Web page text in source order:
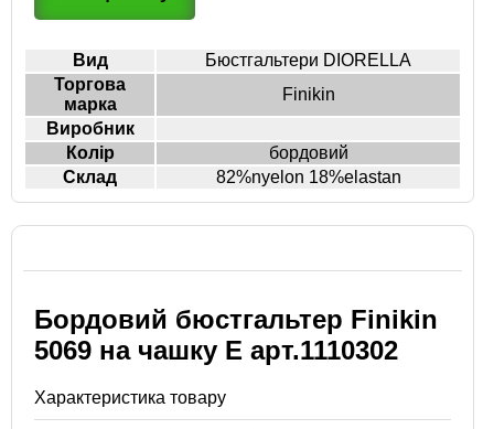
Вид
Бюстгальтери DIORELLA
Торгова
марка
Finikin
Виробник
Колір
бордовий
Склад
82%nyelon 18%elastan
Бордовий бюстгальтер Finikin
5069 на чашку E арт.1110302
Характеристика товару